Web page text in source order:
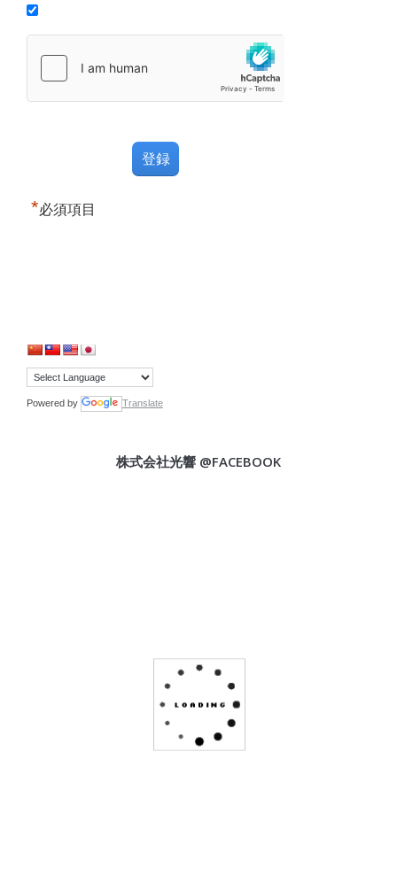
*必須項目
Powered by Translate
株式会社光響 @FACEBOOK